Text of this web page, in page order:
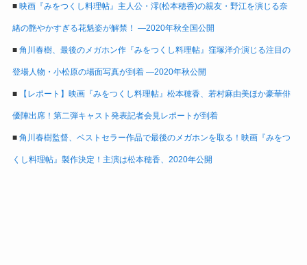
■ 映画『みをつくし料理帖』主人公・澪(松本穂香)の親友・野江を演じる奈
緒の艶やかすぎる花魁姿が解禁！ ―2020年秋全国公開
■ 角川春樹、最後のメガホン作『みをつくし料理帖』窪塚洋介演じる注目の
登場人物・小松原の場面写真が到着 ―2020年秋公開
■ 【レポート】映画『みをつくし料理帖』松本穂香、若村麻由美ほか豪華俳
優陣出席！第二弾キャスト発表記者会見レポートが到着
■ 角川春樹監督、ベストセラー作品で最後のメガホンを取る！映画『みをつ
くし料理帖』製作決定！主演は松本穂香、2020年公開